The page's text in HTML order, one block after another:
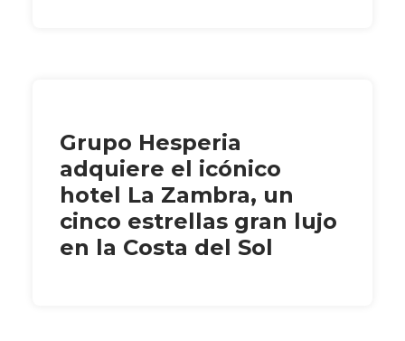
Grupo Hesperia
adquiere el icónico
hotel La Zambra, un
cinco estrellas gran lujo
en la Costa del Sol